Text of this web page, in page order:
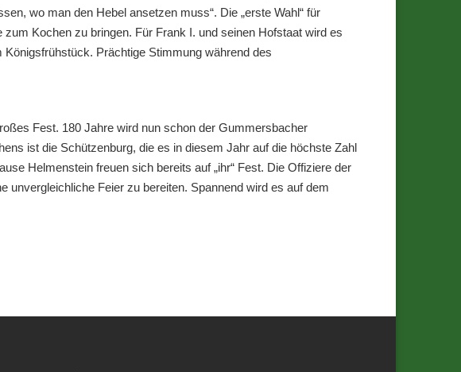
wo man den Hebel ansetzen muss“. Die „erste Wahl“ für
Kochen zu bringen. Für Frank I. und seinen Hofstaat wird es
Prächtige Stimmung während des
Fest. 180 Jahre wird nun schon der Gummersbacher
ist die Schützenburg, die es in diesem Jahr auf die höchste Zahl
Helmenstein freuen sich bereits auf „ihr“ Fest. Die Offiziere der
unvergleichliche Feier zu bereiten. Spannend wird es auf dem